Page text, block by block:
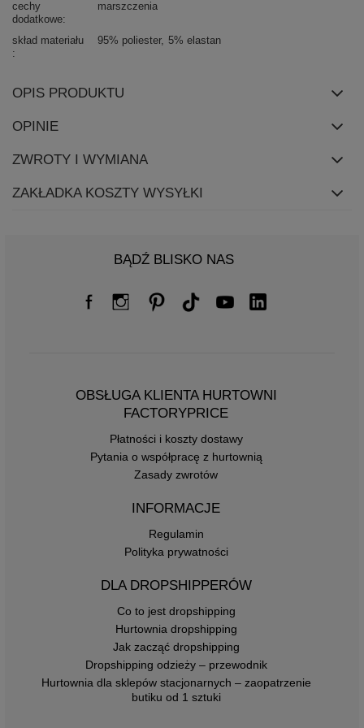
cechy
dodatkowe
marszczenia
skład materiału 95% poliester 5% elastan
OPIS PRODUKTU
OPINIE
ZWROTY I WYMIANA
ZAKŁADKA KOSZTY WYSYŁKI
BĄDŹ BLISKO NAS
OBSŁUGA KLIENTA HURTOWNI
FACTORYPRICE
Płatności i koszty dostawy
Pytania o współpracę z hurtownią
Zasady zwrotów
INFORMACJE
Regulamin
Polityka prywatności
DLA DROPSHIPPERÓW
Co to jest dropshipping
Hurtownia dropshipping
Jak zacząć dropshipping
Dropshipping odzieży – przewodnik
Hurtownia dla sklepów stacjonarnych – zaopatrzenie
butiku od 1 sztuki